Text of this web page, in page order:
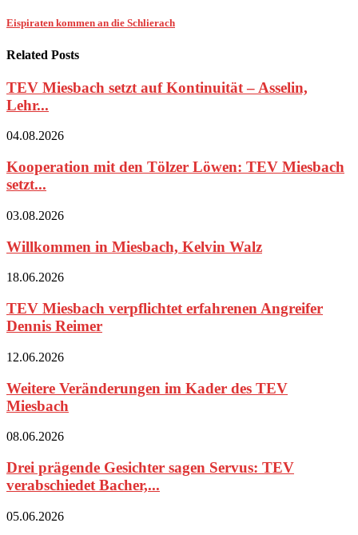
Eispiraten kommen an die Schlierach
Related Posts
TEV Miesbach setzt auf Kontinuität – Asselin,
Lehr...
04.08.2026
Kooperation mit den Tölzer Löwen: TEV Miesbach
setzt...
03.08.2026
Willkommen in Miesbach, Kelvin Walz
18.06.2026
TEV Miesbach verpflichtet erfahrenen Angreifer
Dennis Reimer
12.06.2026
Weitere Veränderungen im Kader des TEV
Miesbach
08.06.2026
Drei prägende Gesichter sagen Servus: TEV
verabschiedet Bacher,...
05.06.2026